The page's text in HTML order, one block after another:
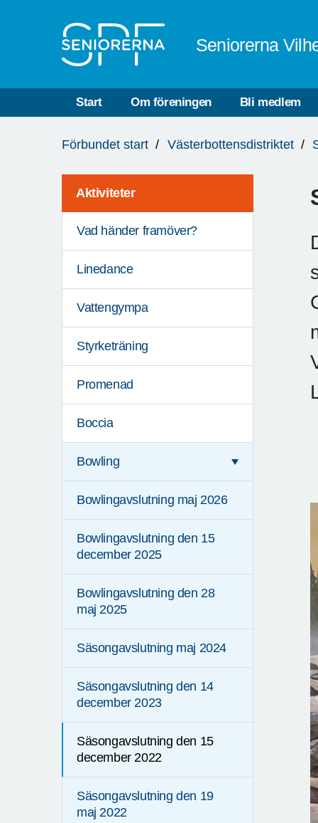
Seniorerna
Start Om föreningen Bli medlem
är
Förbundet start Västerbottensdistriktet
Aktiviteter
Vad händer framöver?
Linedance
Vattengympa
Styrketräning
Promenad
Boccia
Bowling
Bowlingavslutning maj 2026
Bowlingavslutning den 15
december 2025
Bowlingavslutning den 28
maj 2025
Säsongavslutning maj 2024
Säsongavslutning den 14
december 2023
Säsongavslutning den 15
december 2022
Säsongavslutning den 19
maj 2022